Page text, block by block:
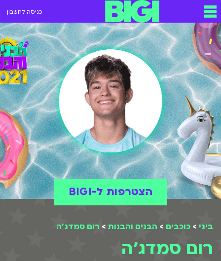
כניסה לחשבון
ביגי > כוכבים > הבנים והבנות > רום סמדג׳ה
רום סמדג׳ה
הצטרפות ל-BIGI